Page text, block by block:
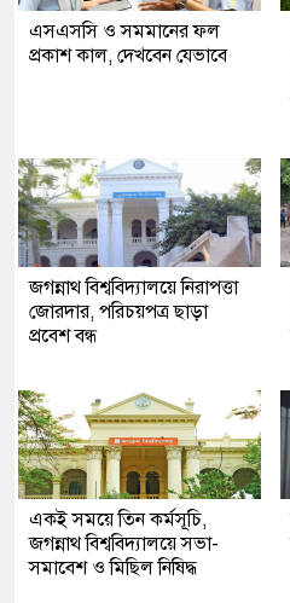
এসএসসি ও সমমানের ফল
প্রকাশ কাল, দেখবেন যেভাবে
জগন্নাথ বিশ্ববিদ্যালয়ে নিরাপত্তা
জোরদার, পরিচয়পত্র ছাড়া
প্রবেশ বন্ধ
একই সময়ে তিন কর্মসূচি,
জগন্নাথ বিশ্ববিদ্যালয়ে সভা-
সমাবেশ ও মিছিল নিষিদ্ধ